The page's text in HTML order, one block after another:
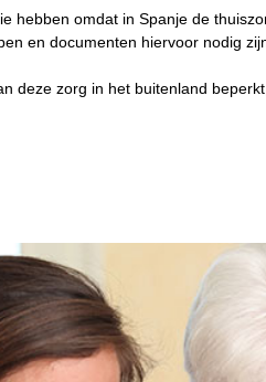
hebben omdat in Spanje de
en documenten hiervoor nodig
deze zorg in het buitenland